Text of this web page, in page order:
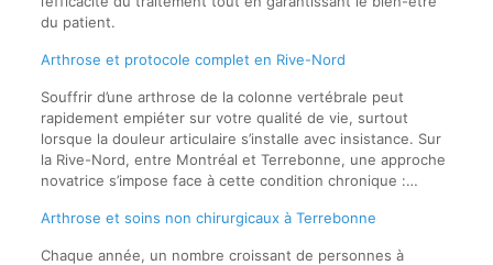
du patient.
Arthrose et protocole complet en Rive-Nord
Souffrir d’une arthrose de la colonne vertébrale peut
rapidement empiéter sur votre qualité de vie, surtout
lorsque la douleur articulaire s’installe avec insistance. Sur
la Rive-Nord, entre Montréal et Terrebonne, une approche
novatrice s’impose face à cette condition chronique :…
Arthrose et soins non chirurgicaux à Terrebonne
Chaque année, un nombre croissant de personnes à